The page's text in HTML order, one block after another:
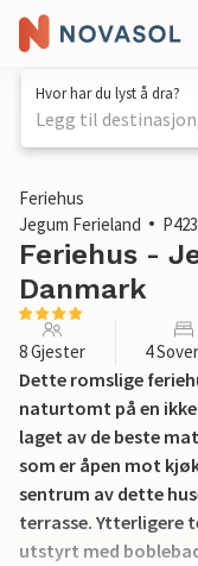
Hvor har du lyst å dra?
Legg til
1 / 22
Feriehus
Jegum Ferieland
Feriehus -
Danmark
8 Gjester 4
Dette romslige
naturtomt på en
laget av de beste
som er åpen mot
sentrum av dette
terrasse. Ytterligere
utstyrt med